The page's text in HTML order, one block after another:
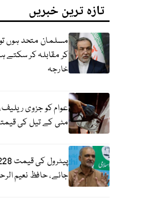
تازہ ترین خبریں
مسلمان متحد ہوں
کر مقابلہ کر سکتے
خارجہ
عوام کو جزوی ریلیف،
مٹی کے تیل کی
جائے، حافظ نعیم